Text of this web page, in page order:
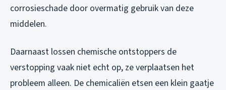
corrosieschade door overmatig gebruik van deze
middelen.
Daarnaast lossen chemische ontstoppers de
verstopping vaak niet echt op, ze verplaatsen het
probleem alleen. De chemicaliën etsen een klein gaatje